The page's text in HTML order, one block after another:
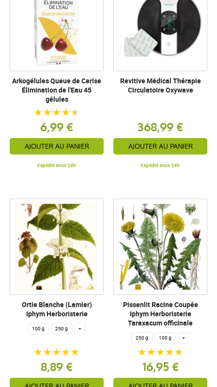
Arkogélules Queue de Cerise
Élimination de l'Eau 45
gélules
6,99 €
AJOUTER AU PANIER
Expédié sous 24h
Revitive Médical Thérapie
Circulatoire Oxywave
368,99 €
AJOUTER AU PANIER
Expédié sous 24h
Ortie Blanche (Lamier)
Iphym Herboristerie
100 g 250 g +
8,89 €
Pissenlit Racine Coupée
Iphym Herboristerie
Taraxacum officinale
250 g 100 g +
16,95 €